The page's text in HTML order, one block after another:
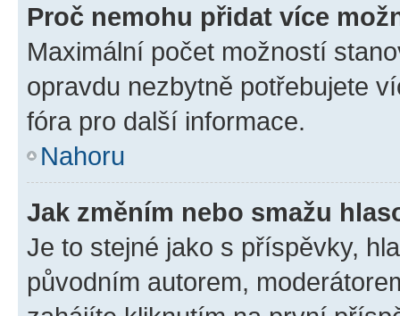
Proč nemohu přidat více
Maximální počet možností
opravdu nezbytně potřebujete
fóra pro další informace.
Nahoru
Jak změním nebo smažu
Je to stejné jako s příspěvky,
původním autorem,